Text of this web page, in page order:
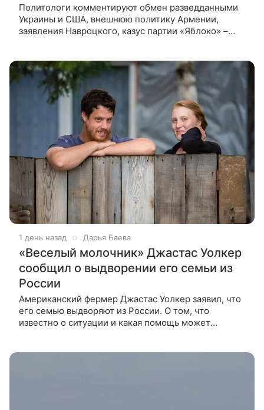
Политологи комментируют обмен разведданными
Украины и США, внешнюю политику Армении,
заявления Навроцкого, казус партии «Яблоко» –
1 день назад Дарья Баева
«Веселый молочник» Джастас Уолкер
сообщил о выдворении его семьи из
России
Американский фермер Джастас Уолкер заявил, что
его семью выдворяют из России. О том, что
известно о ситуации и какая помощь может